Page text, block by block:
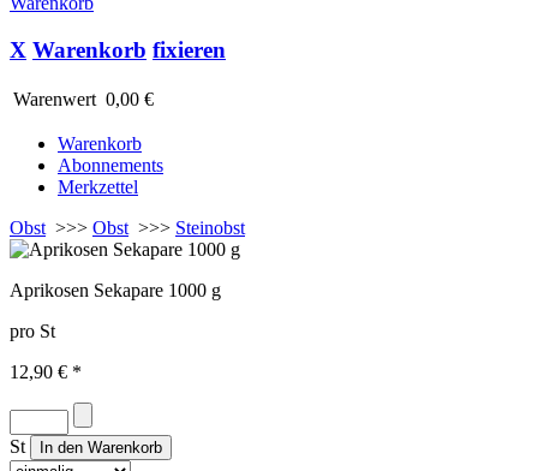
X Warenkorb fixieren
Warenwert 0,00 €
Warenkorb
Abonnements
Merkzettel
Obst >>> Obst >>> Steinobst
Aprikosen Sekapare 1000 g
pro St
12,90 € *
St